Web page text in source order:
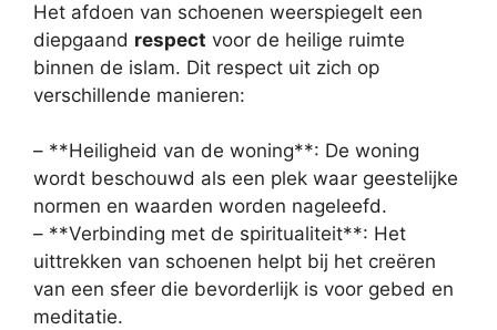
Het afdoen van schoenen weerspiegelt een
diepgaand respect voor de heilige ruimte
binnen de islam. Dit respect uit zich op
verschillende manieren:
– **Heiligheid van de woning**: De woning
wordt beschouwd als een plek waar geestelijke
normen en waarden worden nageleefd.
– **Verbinding met de spiritualiteit**: Het
uittrekken van schoenen helpt bij het creëren
van een sfeer die bevorderlijk is voor gebed en
meditatie.